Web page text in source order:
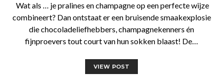
Wat als … je pralines en champagne op een perfecte wijze
combineert? Dan ontstaat er een bruisende smaakexplosie
die chocoladeliefhebbers, champagnekenners én
fijnproevers tout court van hun sokken blaast! De…
VIEW POST